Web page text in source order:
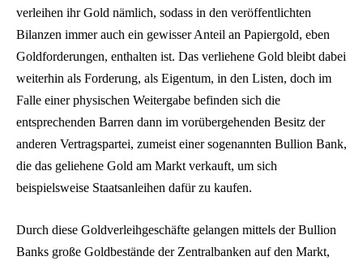
verleihen ihr Gold nämlich, sodass in den veröffentlichten
Bilanzen immer auch ein gewisser Anteil an Papiergold, eben
Goldforderungen, enthalten ist. Das verliehene Gold bleibt dabei
weiterhin als Forderung, als Eigentum, in den Listen, doch im
Falle einer physischen Weitergabe befinden sich die
entsprechenden Barren dann im vorübergehenden Besitz der
anderen Vertragspartei, zumeist einer sogenannten Bullion Bank,
die das geliehene Gold am Markt verkauft, um sich
beispielsweise Staatsanleihen dafür zu kaufen.
Durch diese Goldverleihgeschäfte gelangen mittels der Bullion
Banks große Goldbestände der Zentralbanken auf den Markt,